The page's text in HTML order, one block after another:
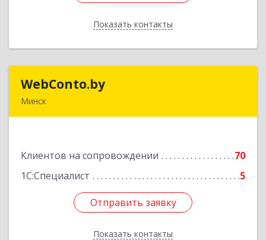
Показать контакты
Назад
WebConto.by
Минск
Клиентов на сопровождении
70
1С:Специалист
5
Отправить заявку
Показать контакты
Отправить заявку
Назад